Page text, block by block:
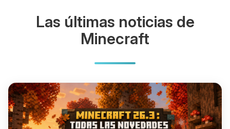
Las últimas noticias de
Minecraft